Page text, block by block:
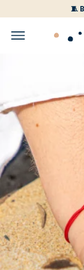
🧵